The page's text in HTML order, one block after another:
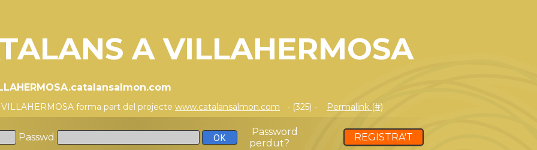
A VILLAHERMOSA
VILLAHERMOSA forma part del projecte www.catalansalmon.com - (325) - Permalink (#)
Passwd
Password
perdut?
REGISTRA'T